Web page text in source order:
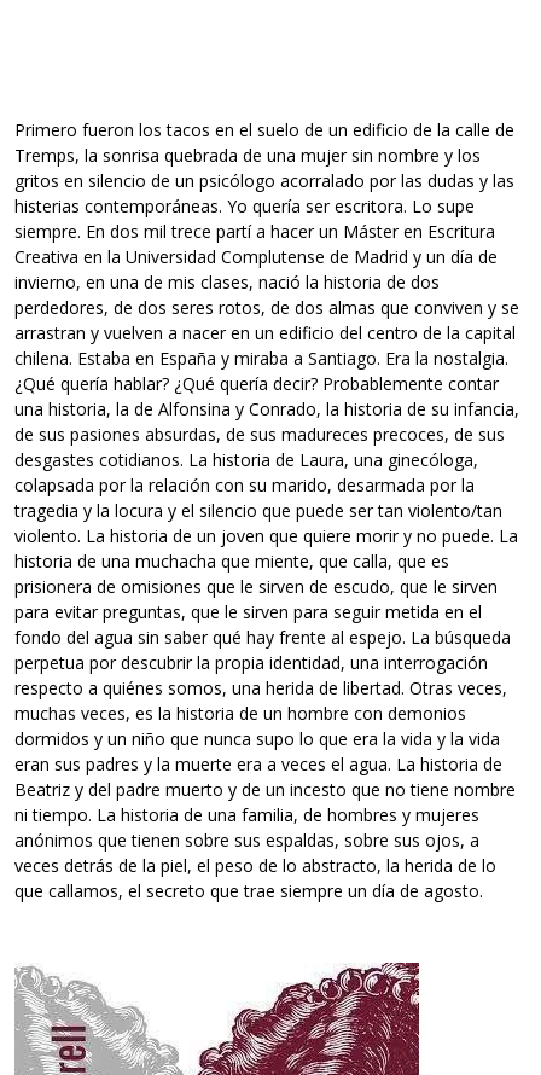
Primero fueron los tacos en el suelo de un edificio de la calle de
Tremps, la sonrisa quebrada de una mujer sin nombre y los
gritos en silencio de un psicólogo acorralado por las dudas y las
histerias contemporáneas. Yo quería ser escritora. Lo supe
siempre. En dos mil trece partí a hacer un Máster en Escritura
Creativa en la Universidad Complutense de Madrid y un día de
invierno, en una de mis clases, nació la historia de dos
perdedores, de dos seres rotos, de dos almas que conviven y se
arrastran y vuelven a nacer en un edificio del centro de la capital
chilena. Estaba en España y miraba a Santiago. Era la nostalgia.
¿Qué quería hablar? ¿Qué quería decir? Probablemente contar
una historia, la de Alfonsina y Conrado, la historia de su infancia,
de sus pasiones absurdas, de sus madureces precoces, de sus
desgastes cotidianos. La historia de Laura, una ginecóloga,
colapsada por la relación con su marido, desarmada por la
tragedia y la locura y el silencio que puede ser tan violento/tan
violento. La historia de un joven que quiere morir y no puede. La
historia de una muchacha que miente, que calla, que es
prisionera de omisiones que le sirven de escudo, que le sirven
para evitar preguntas, que le sirven para seguir metida en el
fondo del agua sin saber qué hay frente al espejo. La búsqueda
perpetua por descubrir la propia identidad, una interrogación
respecto a quiénes somos, una herida de libertad. Otras veces,
muchas veces, es la historia de un hombre con demonios
dormidos y un niño que nunca supo lo que era la vida y la vida
eran sus padres y la muerte era a veces el agua. La historia de
Beatriz y del padre muerto y de un incesto que no tiene nombre
ni tiempo. La historia de una familia, de hombres y mujeres
anónimos que tienen sobre sus espaldas, sobre sus ojos, a
veces detrás de la piel, el peso de lo abstracto, la herida de lo
que callamos, el secreto que trae siempre un día de agosto.